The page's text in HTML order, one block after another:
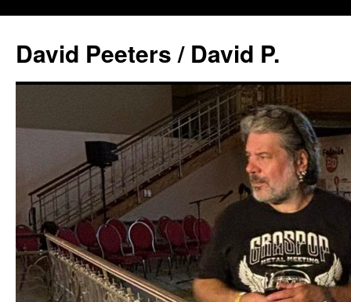
David Peeters / David P.